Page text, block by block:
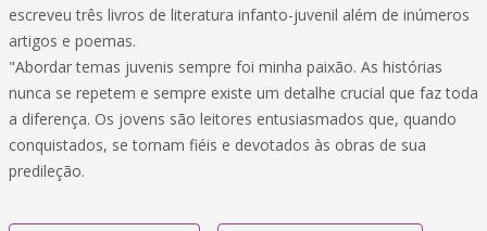
escreveu três livros de literatura infanto-juvenil além de inúmeros
artigos e poemas.
"Abordar temas juvenis sempre foi minha paixão. As histórias
nunca se repetem e sempre existe um detalhe crucial que faz toda
a diferença. Os jovens são leitores entusiasmados que, quando
conquistados, se tornam fiéis e devotados às obras de sua
predileção.